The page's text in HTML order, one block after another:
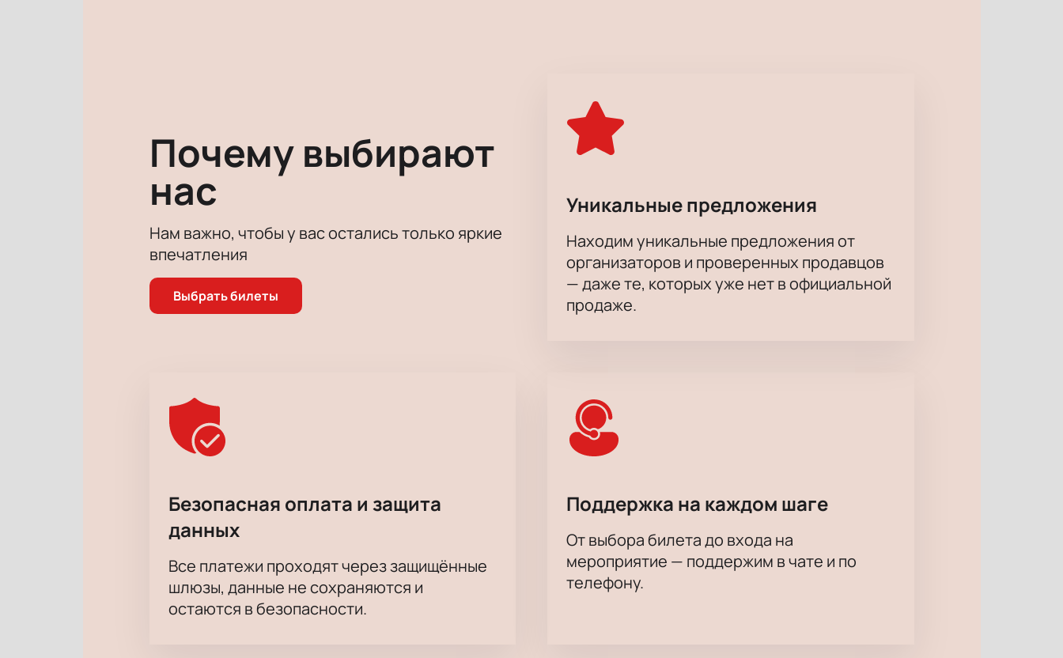
Купить билеты на спектакль «Научи меня жить» вы можете прямо у нас на сайте. Подлинность билетов гарантирована.
Почему выбирают
нас
Нам важно, чтобы у вас остались только яркие
впечатления
Выбрать билеты
Уникальные предложения
Находим уникальные предложения от
организаторов и проверенных продавцов
— даже те, которых уже нет в официальной
продаже.
Безопасная оплата и защита
данных
Все платежи проходят через защищённые
шлюзы, данные не сохраняются и
остаются в безопасности.
Поддержка на каждом шаге
От выбора билета до входа на
мероприятие — поддержим в чате и по
телефону.